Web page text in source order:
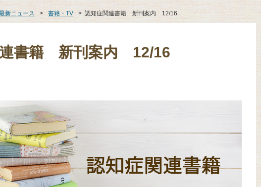
新ニュース > 書籍・TV > 認知症関連書籍 新刊案内 12/16
連書籍 新刊案内 12/16